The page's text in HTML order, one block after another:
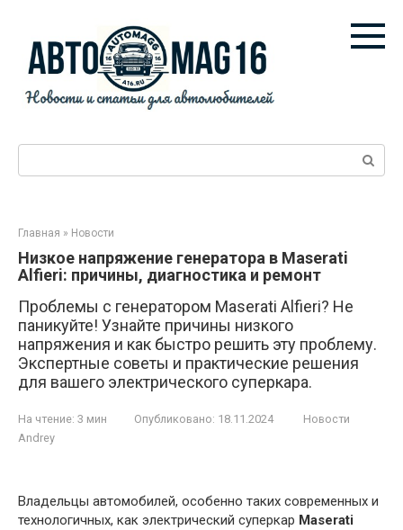
контенту
Поиск:
Главная » Новости
Низкое напряжение генератора в Maserati
Alfieri: причины, диагностика и ремонт
Проблемы с генератором Maserati Alfieri? Не
паникуйте! Узнайте причины низкого
напряжения и как быстро решить эту проблему.
Экспертные советы и практические решения
для вашего электрического суперкара.
На чтение: 3 мин Опубликовано: 18.11.2024
Новости
Andrey
Владельцы автомобилей, особенно таких современных и
технологичных, как электрический суперкар Maserati